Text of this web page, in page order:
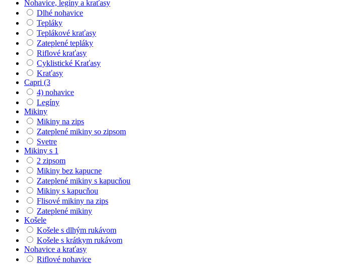
Nohavice, legíny a kraťasy
Dlhé nohavice
Tepláky
Teplákové kraťasy
Zateplené tepláky
Riflové kraťasy
Cyklistické Kraťasy
Kraťasy
Capri (3
4) nohavice
Legíny
Mikiny
Mikiny na zips
Zateplené mikiny so zipsom
Svetre
Mikiny s 1
2 zipsom
Mikiny bez kapucne
Zateplené mikiny s kapucňou
Mikiny s kapucňou
Flisové mikiny na zips
Zateplené mikiny
Košele
Košele s dlhým rukávom
Košele s krátkym rukávom
Nohavice a kraťasy
Riflové nohavice